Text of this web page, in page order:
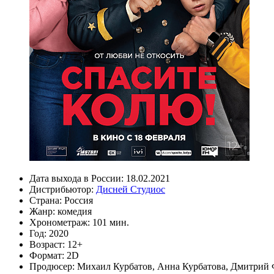
Дата выхода в России: 18.02.2021
Дистрибьютор: Дисней Студиос
Страна: Россия
Жанр: комедия
Хронометраж: 101 мин.
Год: 2020
Возраст: 12+
Формат: 2D
Продюсер: Михаил Курбатов, Анна Курбатова, Дмитрий